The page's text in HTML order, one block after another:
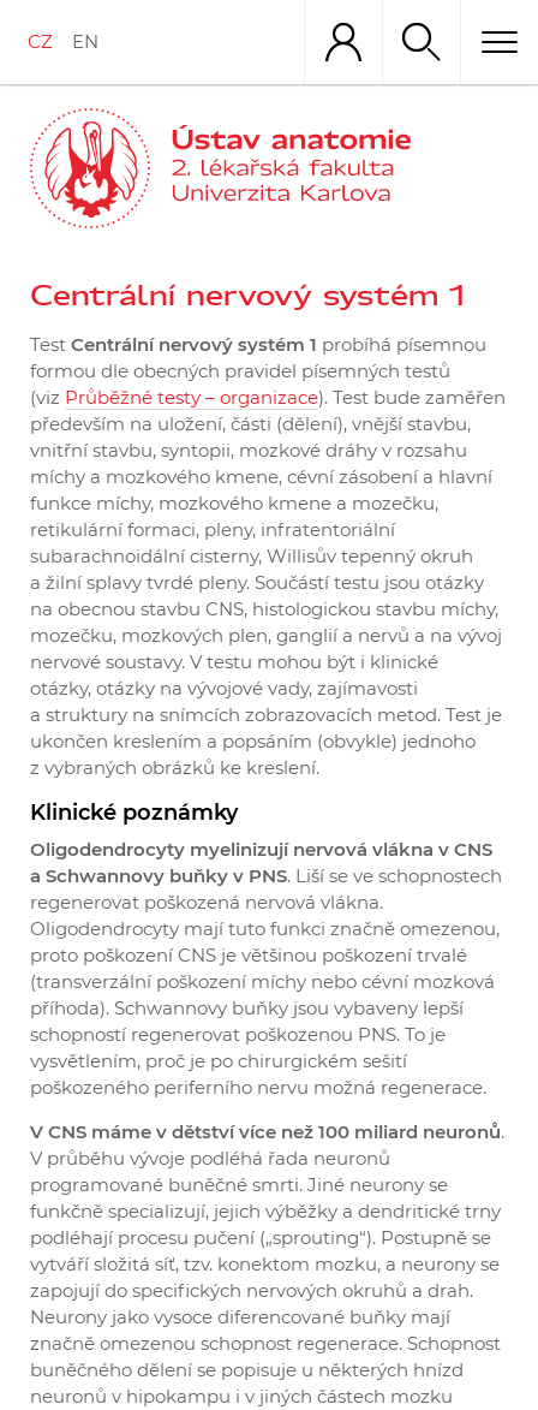
obsahu
CZ EN
Centrální nervový systém 1
Test Centrální nervový systém 1 probíhá písemnou
formou dle obecných pravidel písemných testů
(viz Průběžné testy – organizace). Test bude zaměřen
především na uložení, části (dělení), vnější stavbu,
vnitřní stavbu, syntopii, mozkové dráhy v rozsahu
míchy a mozkového kmene, cévní zásobení a hlavní
funkce míchy, mozkového kmene a mozečku,
retikulární formaci, pleny, infratentoriální
subarachnoidální cisterny, Willisův tepenný okruh
a žilní splavy tvrdé pleny. Součástí testu jsou otázky
na obecnou stavbu CNS, histologickou stavbu míchy,
mozečku, mozkových plen, ganglií a nervů a na vývoj
nervové soustavy. V testu mohou být i klinické
otázky, otázky na vývojové vady, zajímavosti
a struktury na snímcích zobrazovacích metod. Test je
ukončen kreslením a popsáním (obvykle) jednoho
z vybraných obrázků ke kreslení.
Klinické poznámky
Oligodendrocyty myelinizují nervová vlákna v CNS
a Schwannovy buňky v PNS. Liší se ve schopnostech
regenerovat poškozená nervová vlákna.
Oligodendrocyty mají tuto funkci značně omezenou,
proto poškození CNS je většinou poškození trvalé
(transverzální poškození míchy nebo cévní mozková
příhoda). Schwannovy buňky jsou vybaveny lepší
schopností regenerovat poškozenou PNS. To je
vysvětlením, proč je po chirurgickém sešití
poškozeného periferního nervu možná regenerace.
V CNS máme v dětství více než 100 miliard neuronů.
V průběhu vývoje podléhá řada neuronů
programované buněčné smrti. Jiné neurony se
funkčně specializují, jejich výběžky a dendritické trny
podléhají procesu pučení („sprouting“). Postupně se
vytváří složitá síť, tzv. konektom mozku, a neurony se
zapojují do specifických nervových okruhů a drah.
Neurony jako vysoce diferencované buňky mají
značně omezenou schopnost regenerace. Schopnost
buněčného dělení se popisuje u některých hnízd
neuronů v hipokampu i v jiných částech mozku